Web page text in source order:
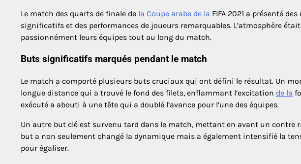
Le match des quarts de finale de la Coupe arabe de la FIFA 2021 a présenté
significatifs et des performances de joueurs remarquables. L’atmosphère
passionnément leurs équipes tout au long du match.
Buts significatifs marqués pendant le match
Le match a comporté plusieurs buts cruciaux qui ont défini le résultat. Un
longue distance qui a trouvé le fond des filets, enflammant l’excitation de la
exécuté a abouti à une tête qui a doublé l’avance pour l’une des équipes.
Un autre but clé est survenu tard dans le match, mettant en avant un contre
but a non seulement changé la dynamique mais a également intensifié la
pour égaliser.